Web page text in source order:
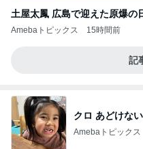
土屋太鳳 広島で迎えた原爆の
Amebaトピックス 15時間前
記
クロ あどけな
Amebaトピックス